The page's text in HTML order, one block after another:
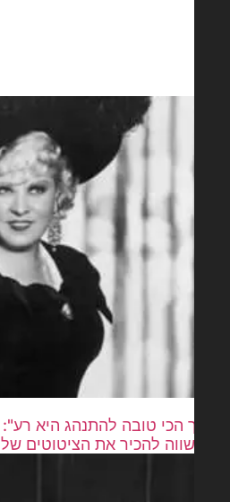
הכי טובה להתנהג היא רע": גם
להכיר את הציטוטים שלה